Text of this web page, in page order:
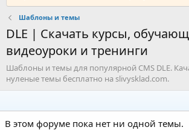
Шаблоны и темы
DLE | Скачать курсы,
видеоуроки и тренинги
Шаблоны и темы для популярной CMS DLE.
нуленые темы бесплатно на slivysklad.com.
В этом форуме пока нет ни одной темы.